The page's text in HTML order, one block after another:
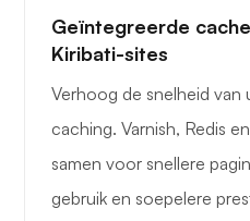
Geïntegreerde
Kiribati-sites
Verhoog de snelheid
caching. Varnish, Redis
samen voor snellere
gebruik en soepelere